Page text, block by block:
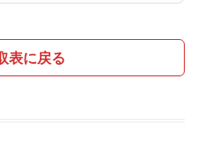
表に戻る